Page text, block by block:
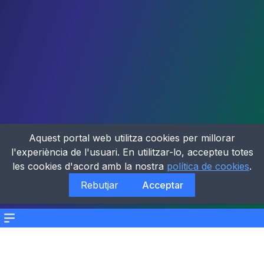
Menu
Aquest portal web utilitza cookies per millorar
l'experiència de l'usuari. En utilitzar-lo, accepteu totes
les cookies d'acord amb la nostra política de cookies.
Rebutjar
Acceptar